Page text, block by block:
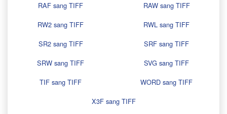
RAF sang TIFF
RAW sang TIFF
RW2 sang TIFF
RWL sang TIFF
SR2 sang TIFF
SRF sang TIFF
SRW sang TIFF
SVG sang TIFF
TIF sang TIFF
WORD sang TIFF
X3F sang TIFF